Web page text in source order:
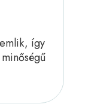
így